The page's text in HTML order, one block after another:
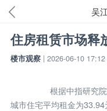
吴
住房租赁市场释
楼市观察 | 2026-06-10 17:12
根据中指研究院
城市住宅平均租金为